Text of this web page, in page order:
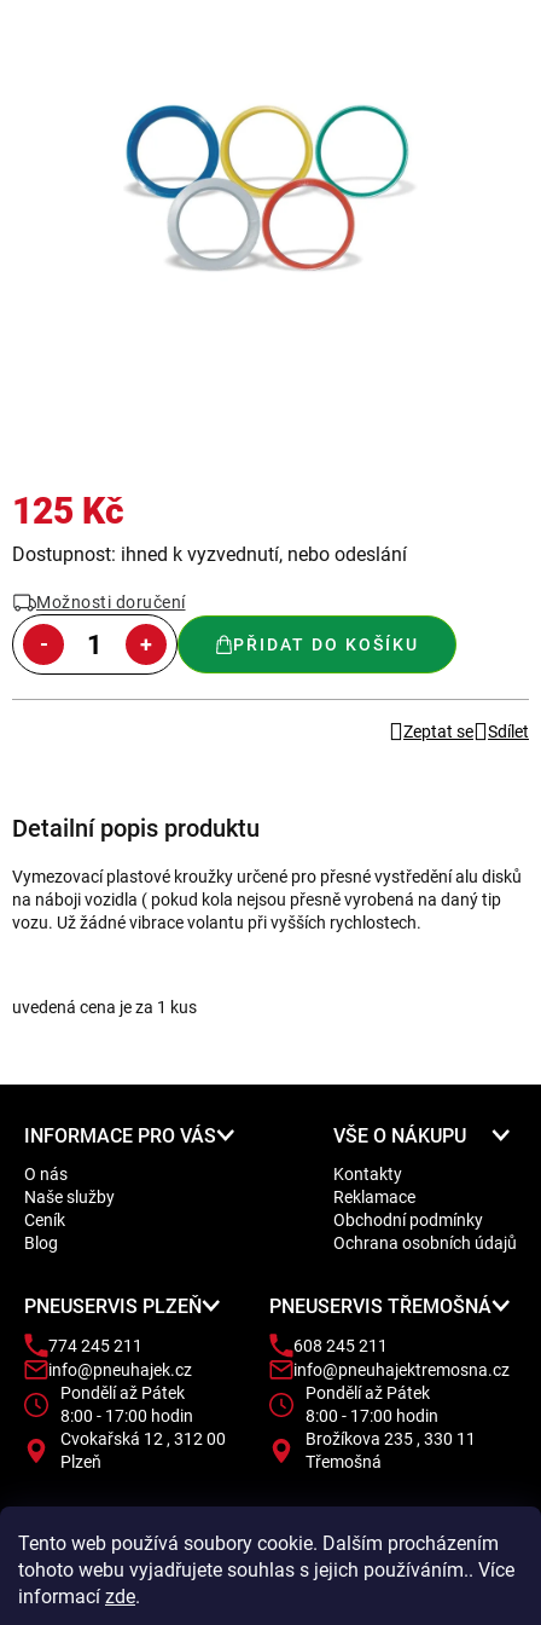
Tento web používá soubory cookie. Dalším procházením
tohoto webu vyjadřujete souhlas s jejich používáním.. Více
informací zde.
125 Kč
Měrná
Dostupnost: ihned k vyzvednutí, nebo odeslání
Možnosti doručení
PŘIDAT DO KOŠÍKU
Zeptat se Sdílet
Detailní popis produktu
Vymezovací plastové kroužky určené pro přesné vystředění alu disků
na náboji vozidla ( pokud kola nejsou přesně vyrobená na daný tip
vozu. Už žádné vibrace volantu při vyšších rychlostech.
uvedená cena je za 1 kus
INFORMACE PRO VÁS
O nás
Naše služby
Ceník
Blog
VŠE O NÁKUPU
Kontakty
Reklamace
Obchodní podmínky
Ochrana osobních údajů
PNEUSERVIS PLZEŇ
774 245 211
info@pneuhajek.cz
Pondělí až Pátek
8:00 - 17:00 hodin
Cvokařská 12 , 312 00
Plzeň
PNEUSERVIS TŘEMOŠNÁ
608 245 211
info@pneuhajektremosna.cz
Pondělí až Pátek
8:00 - 17:00 hodin
Brožíkova 235 , 330 11
Třemošná